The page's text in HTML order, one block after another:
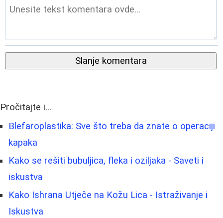
Slanje komentara
Pročitajte i...
Blefaroplastika: Sve što treba da znate o operaciji
kapaka
Kako se rešiti bubuljica, fleka i oziljaka - Saveti i
iskustva
Kako Ishrana Utječe na Kožu Lica - Istraživanje i
Iskustva